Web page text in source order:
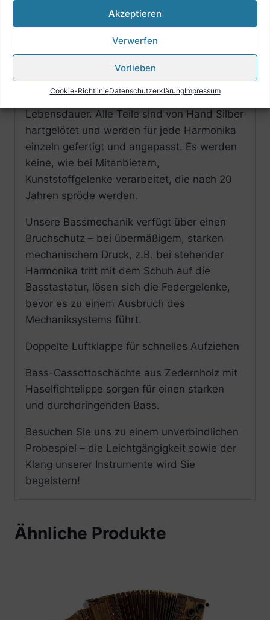
Akzeptieren
Verwerfen
Vorlieben
Cookie-RichtlinieDatenschutzerklärungImpressum
Hochwertige Diskantmechanik, Alu-
Messinggelagert mit kurzem Tastenweg,
schnell und geräuscharm
Hochwertige Bassmechanik aus Stahl-
Messinggelagert garantiert höchste
Lebensdauer. Alle Teile sind von Hand Silber
hartgelötet und werden für jede Harmonika
einzeln gefertigt und angepasst. Es werden
keine, wie bei Mitanbietern,
Kunststoffgelenke verarbeitet, die nach 20
Jahren spröde werden.
Unsere Bassmechanik verfügt über einen
Bruchschutz – bei übermäßigem, starken
mechanischem Druck, z.B. bei stehender
Harmonika tritt mit dem Schuh auf die
Basstastatur, lösen sich die Federgelenke,
bevor es zu einem Ausbruch des
Mechaniksystems führt.
Doppelte Luftklappe für schnelles Aufziehen
Bass-Cassottoschächte aus Zedernholz mit
Haselfichtelippe sorgen für einen starken
und durchdringenden Bass.
Besuchen Sie uns zu einem unverbindlichen
Probespiel – die Leichtgängigkeit sowie der
Klang unserer Instrumente wird Sie
begeistern!
Ähnliche Produkte